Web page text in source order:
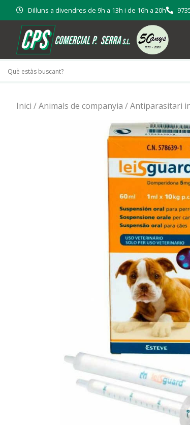
Dilluns a divendres de 9h a 13h i de 16h a 20h
Inici /Animals de companyia /Antiparasitari